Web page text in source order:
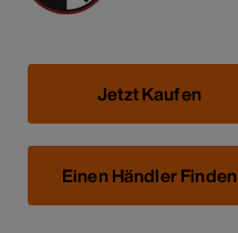
Jetzt Kaufen
Einen Händler Finden